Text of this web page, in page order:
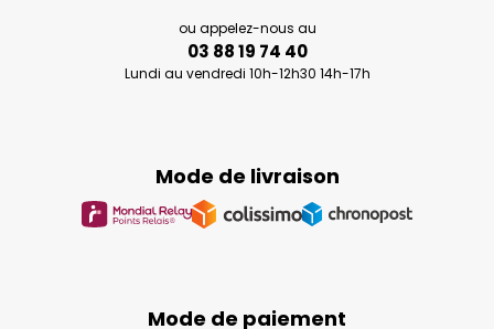
Mode de paiement
Mode de livraison
ou appelez-nous au
03 88 19 74 40
Lundi au vendredi 10h-12h30 14h-17h